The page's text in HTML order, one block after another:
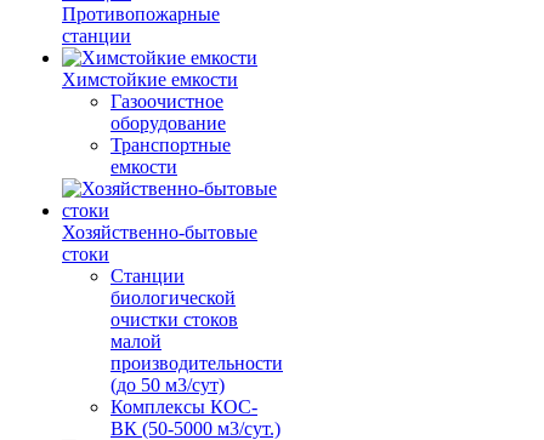
Противопожарные
станции
Химстойкие емкости
Газоочистное
оборудование
Транспортные
емкости
Хозяйственно-бытовые
стоки
Станции
биологической
очистки стоков
малой
производительности
(до 50 м3/сут)
Комплексы КОС-
ВК (50-5000 м3/сут.)